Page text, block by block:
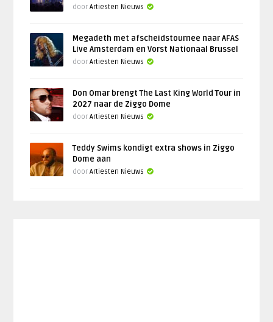
doorArtiesten Nieuws
Megadeth met afscheidstournee naar AFAS
Live Amsterdam en Vorst Nationaal Brussel
doorArtiesten Nieuws
Don Omar brengt The Last King World Tour in
2027 naar de Ziggo Dome
doorArtiesten Nieuws
Teddy Swims kondigt extra shows in Ziggo
Dome aan
doorArtiesten Nieuws